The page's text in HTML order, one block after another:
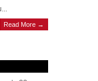
Read More →
23.